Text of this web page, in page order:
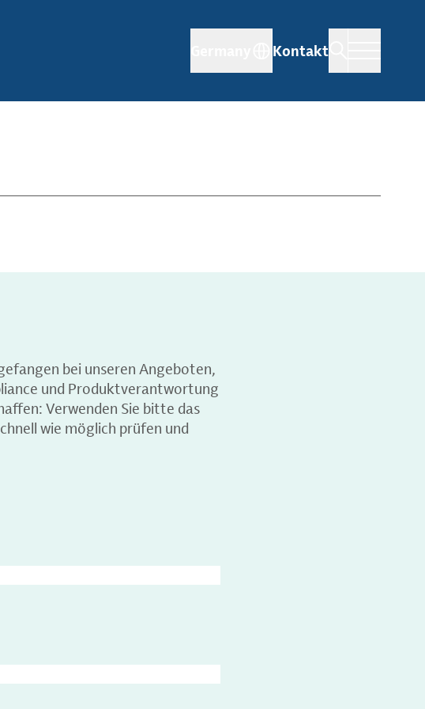
Kontakt
bei unseren Angeboten,
und Produktverantwortung
Verwenden Sie bitte das
wie möglich prüfen und